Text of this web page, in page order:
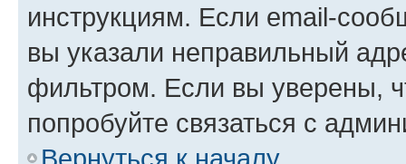
инструкциям. Если email-
вы указали неправильный
фильтром. Если вы уверены,
попробуйте связаться с
Вернуться к началу